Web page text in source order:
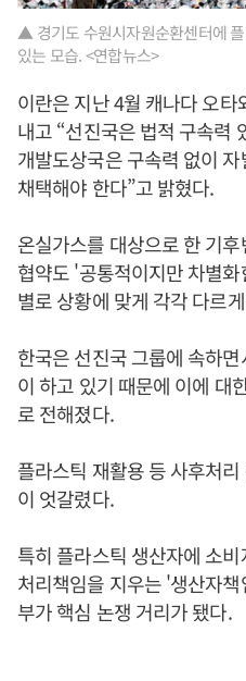
▲ 경기도 수원시자원순환센터에
있는 모습. <연합뉴스>
이란은 지난 4월 캐나다 오
내고 “선진국은 법적 구속력
개발도상국은 구속력 없이
채택해야 한다”고 밝혔다.
온실가스를 대상으로 한 기
협약도 '공통적이지만 차별
별로 상황에 맞게 각각 다르
한국은 선진국 그룹에 속하
이 하고 있기 때문에 이에 대
로 전해졌다.
플라스틱 재활용 등 사후처
이 엇갈렸다.
특히 플라스틱 생산자에 소
처리책임을 지우는 '생산자
부가 핵심 논쟁 거리가 됐다.